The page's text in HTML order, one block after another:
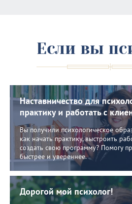
Если вы
Наставничество для
практику и работать с
Вы получили психологическое
как начать практику, выстроить
создать свою программу? Помогу
быстрее и увереннее.
Дорогой мой психолог!